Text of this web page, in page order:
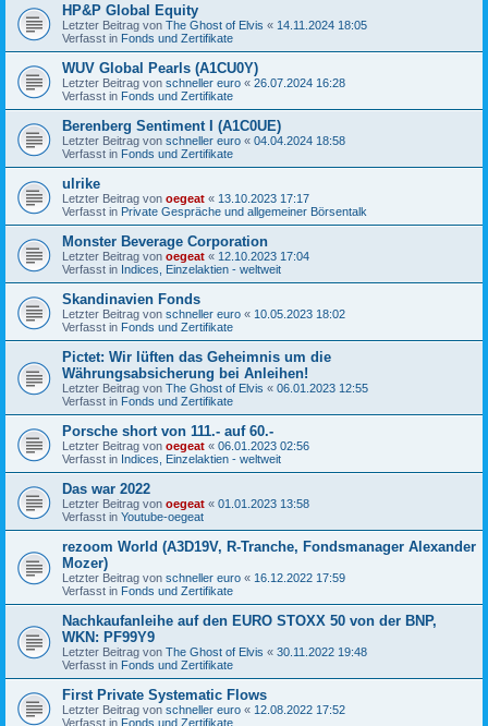
HP&P Global Equity
Letzter Beitrag von The Ghost of Elvis « 14.11.2024 18:05
Verfasst in Fonds und Zertifikate
WUV Global Pearls (A1CU0Y)
Letzter Beitrag von schneller euro « 26.07.2024 16:28
Verfasst in Fonds und Zertifikate
Berenberg Sentiment I (A1C0UE)
Letzter Beitrag von schneller euro « 04.04.2024 18:58
Verfasst in Fonds und Zertifikate
ulrike
Letzter Beitrag von oegeat « 13.10.2023 17:17
Verfasst in Private Gespräche und allgemeiner Börsentalk
Monster Beverage Corporation
Letzter Beitrag von oegeat « 12.10.2023 17:04
Verfasst in Indices, Einzelaktien - weltweit
Skandinavien Fonds
Letzter Beitrag von schneller euro « 10.05.2023 18:02
Verfasst in Fonds und Zertifikate
Pictet: Wir lüften das Geheimnis um die
Währungsabsicherung bei Anleihen!
Letzter Beitrag von The Ghost of Elvis « 06.01.2023 12:55
Verfasst in Fonds und Zertifikate
Porsche short von 111.- auf 60.-
Letzter Beitrag von oegeat « 06.01.2023 02:56
Verfasst in Indices, Einzelaktien - weltweit
Das war 2022
Letzter Beitrag von oegeat « 01.01.2023 13:58
Verfasst in Youtube-oegeat
rezoom World (A3D19V, R-Tranche, Fondsmanager Alexander
Mozer)
Letzter Beitrag von schneller euro « 16.12.2022 17:59
Verfasst in Fonds und Zertifikate
Nachkaufanleihe auf den EURO STOXX 50 von der BNP,
WKN: PF99Y9
Letzter Beitrag von The Ghost of Elvis « 30.11.2022 19:48
Verfasst in Fonds und Zertifikate
First Private Systematic Flows
Letzter Beitrag von schneller euro « 12.08.2022 17:52
Verfasst in Fonds und Zertifikate